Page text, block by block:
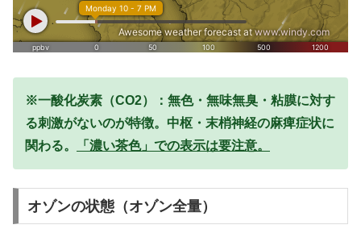
※一酸化炭素（CO2）：無色・無味無臭・粘膜に対す
る刺激がないのが特徴。中枢・末梢神経の麻痺症状に
関わる。
「濃い茶色」での表示は要注意。
オゾンの状態（オゾン全量）